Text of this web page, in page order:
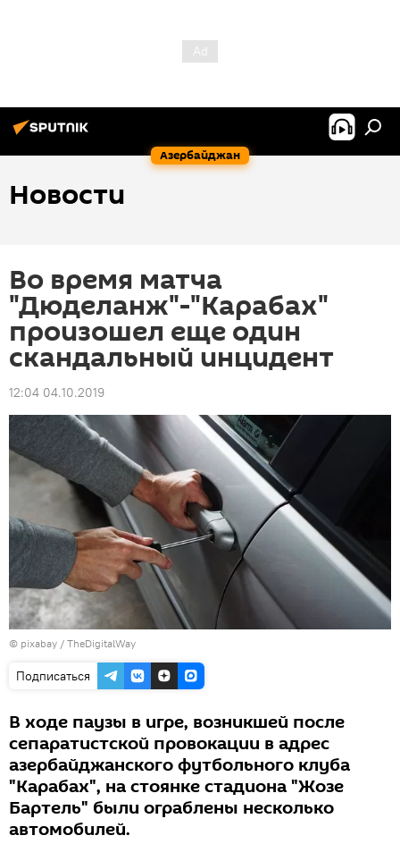
Азербайджан
Новости
Во время матча
"Дюделанж"-"Карабах"
произошел еще один
скандальный инцидент
12:04 04.10.2019
© pixabay / TheDigitalWay
Подписаться
В ходе паузы в игре, возникшей после
сепаратистской провокации в адрес
азербайджанского футбольного клуба
"Карабах", на стоянке стадиона "Жозе
Бартель" были ограблены несколько
автомобилей.